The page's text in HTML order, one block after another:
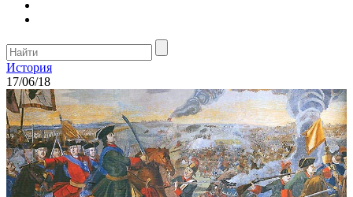
История
17/06/18